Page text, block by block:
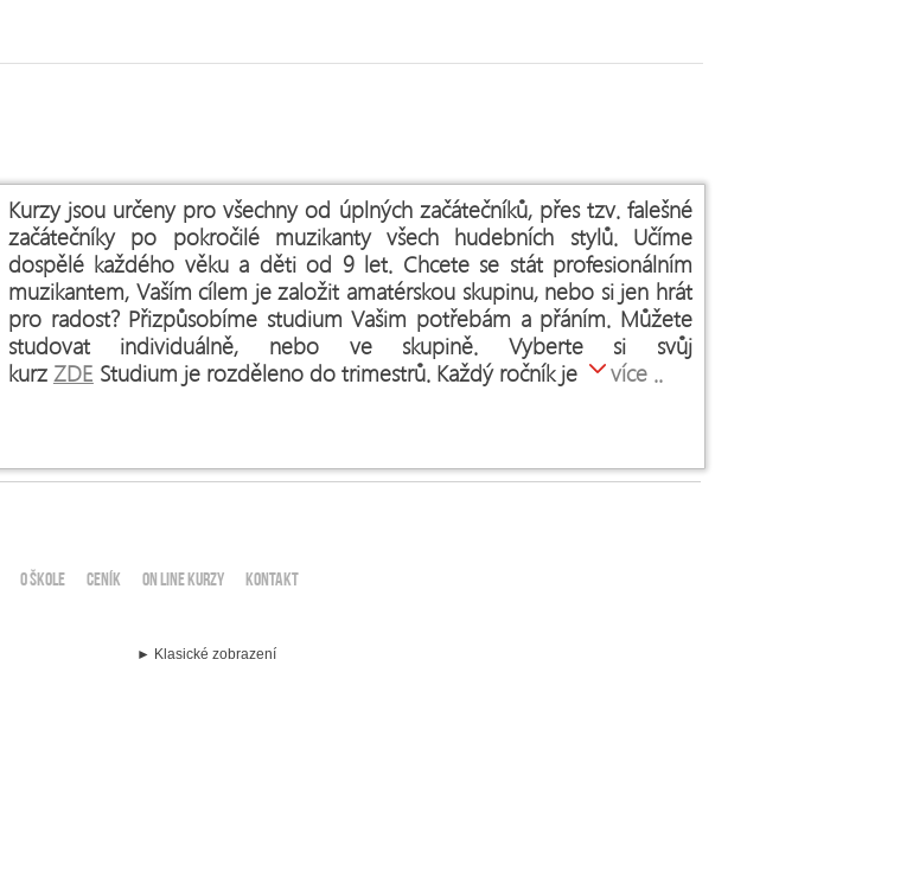
Kurzy jsou určeny pro všechny od úplných začátečníků, přes tzv. falešné
začátečníky po pokročilé muzikanty všech hudebních stylů. Učíme
dospělé každého věku a děti od 9 let. Chcete se stát profesionálním
muzikantem, Vaším cílem je založit amatérskou skupinu, nebo si jen hrát
pro radost? Přizpůsobíme studium Vašim potřebám a přáním. Můžete
studovat individuálně, nebo ve skupině. Vyberte si svůj
kurz ZDE Studium je rozděleno do trimestrů. Každý ročník je více ..
O ŠKOLE CENÍK ON LINE KURZY KONTAKT